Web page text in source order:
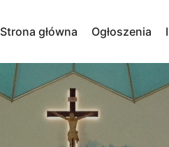
Strona główna Ogłoszenia